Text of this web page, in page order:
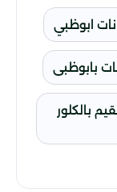
ابوظبي
بابوظبى
بالكلور